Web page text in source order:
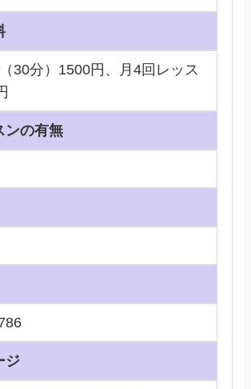
30分）1500円、月4回レッス
ンの有無
ジ